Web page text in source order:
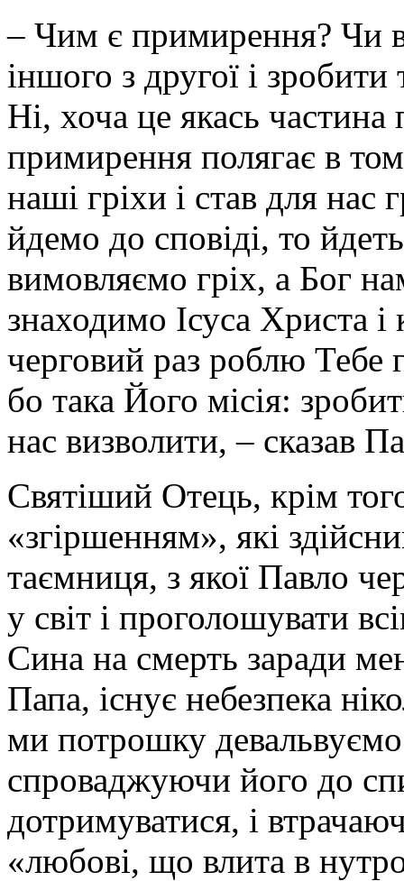
– Чим є примирення? Чи
іншого з другої і
Ні, хоча це якась
примирення полягає в
наші гріхи і став для
йдемо до сповіді, то
вимовляємо гріх, а Бог
знаходимо Ісуса Христа
черговий раз роблю
бо така Його місія:
нас визволити, – сказав
Святіший Отець, крім
«згіршенням», які
таємниця, з якої Павло
у світ і проголошувати
Сина на смерть заради
Папа, існує небезпека
ми потрошку
спроваджуючи його до
дотримуватися, і
«любові, що влита в